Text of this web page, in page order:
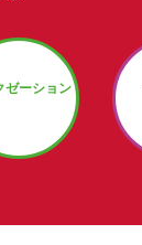
ゼーション